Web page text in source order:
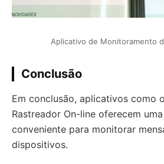
Aplicativo de Monitoramento
Conclusão
Em conclusão, aplicativos como
Rastreador On-line oferecem
conveniente para monitorar
dispositivos.